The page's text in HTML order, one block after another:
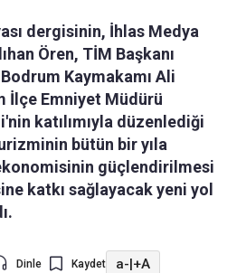
dergisinin, İhlas Medya
Ören, TİM Başkanı
Kaymakamı Ali
İlçe Emniyet Müdürü
katılımıyla düzenlediği
bütün bir yıla
güçlendirilmesi
katkı sağlayacak yeni yol
Dinle Kaydet a-|+A